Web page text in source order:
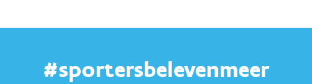
#sportersbelevenmeer